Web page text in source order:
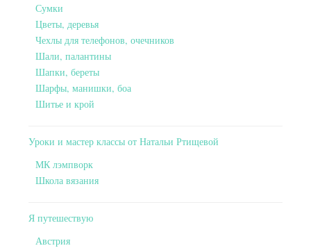
Сумки
Цветы, деревья
Чехлы для телефонов, очечников
Шали, палантины
Шапки, береты
Шарфы, манишки, боа
Шитье и крой
Уроки и мастер классы от Натальи Ртищевой
МК лэмпворк
Школа вязания
Я путешествую
Австрия